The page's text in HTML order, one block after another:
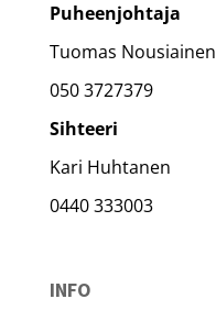
Puheenjohtaja
Tuomas Nousiainen
050 3727379
Sihteeri
Kari Huhtanen
0440 333003
INFO